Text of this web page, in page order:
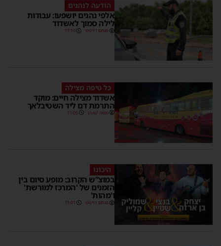
הודעה לנהגים
אלפי נהגים יושפעו: עבודות
לילה סמוך לאשדוד
מנחם דויטש 11:10
כל טיפה מצילה
אשדוד מצילה חיים: מוקד
התרמת דם ליד השטיבלאך
משה קאהן 11:05
היכונו
במוצ”ש הקרוב: מופע סיום בין
הזמנים של 'המרכז למורשת'
ו'מהות'
מנחם דויטש 11:01